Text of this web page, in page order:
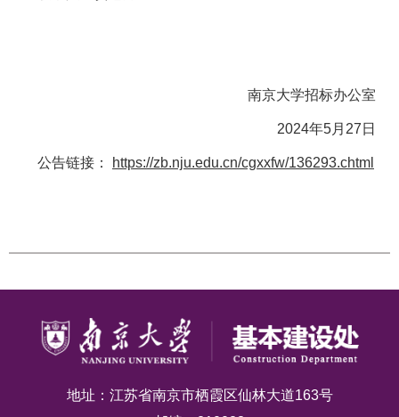
南京大学招标办公室
2024年5月27日
公告链接： https://zb.nju.edu.cn/cgxxfw/136293.chtml
地址：江苏省南京市栖霞区仙林大道163号